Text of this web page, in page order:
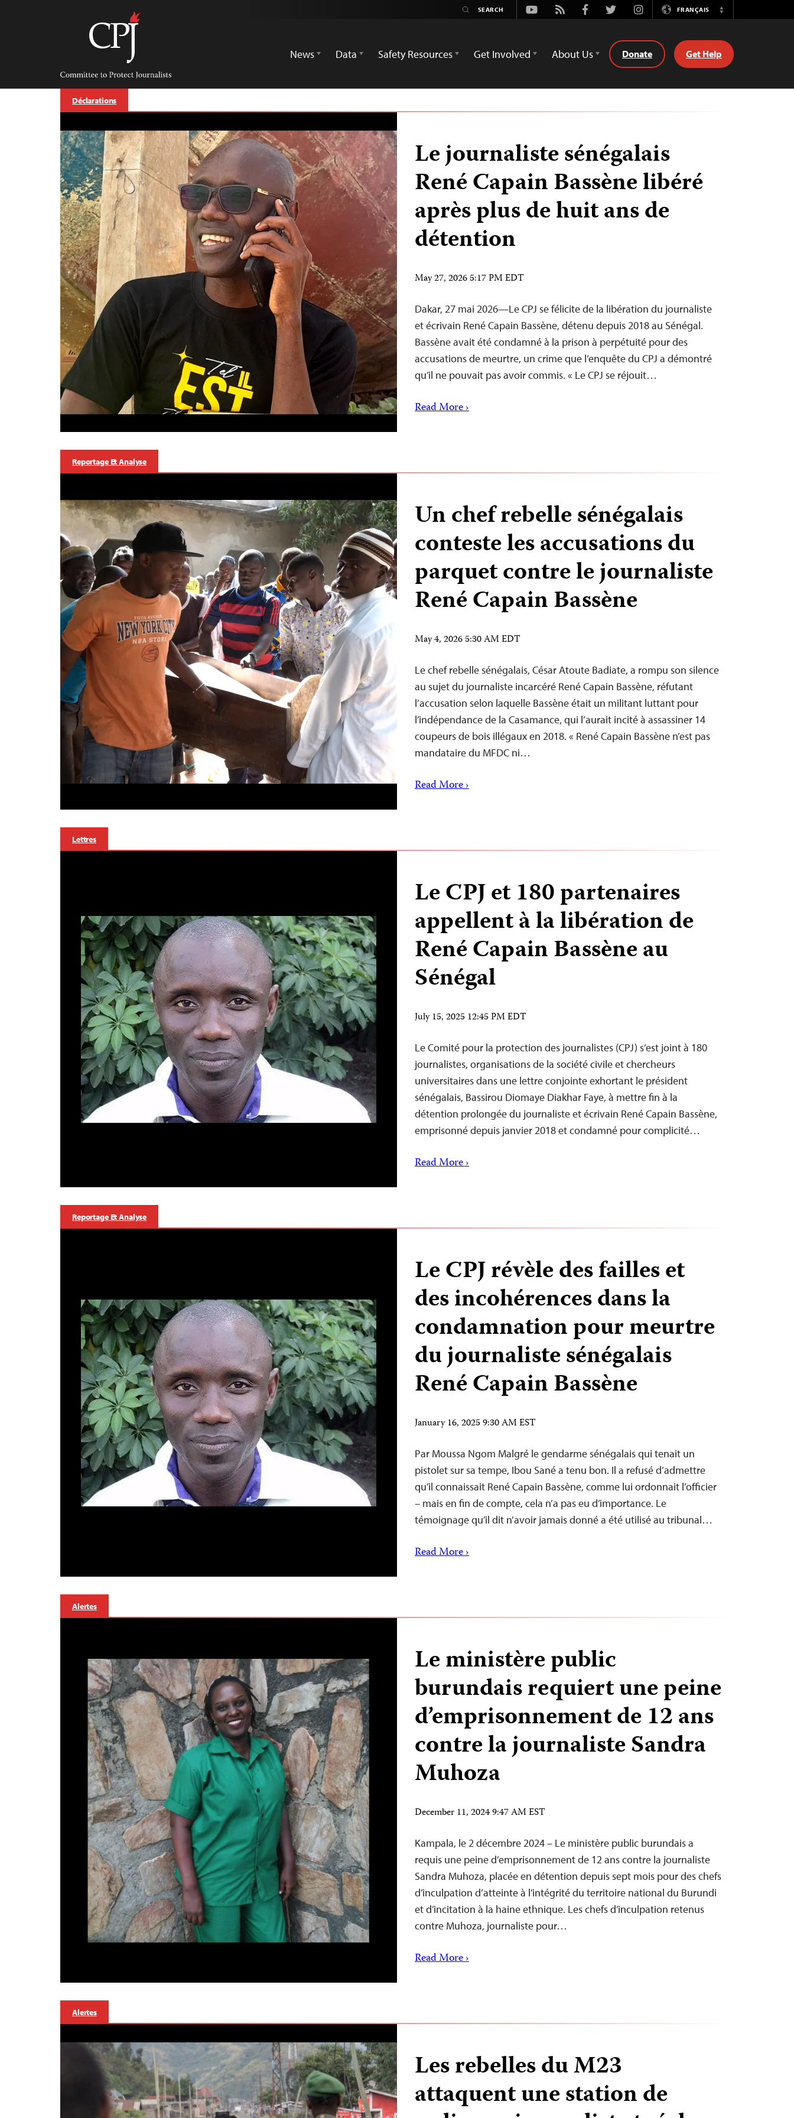
Committee
Protect
Journalists
Youtube
Rss FacebookTwitterInstagramFRANÇAIS
Switch
News
Data Safety Resources Get Involved About Us Donate Get Help
Déclarations
Le journaliste sénégalais
René Capain Bassène libéré
après plus de huit ans de
détention
May 27, 2026 5:17 PM EDT
Dakar, 27 mai 2026—Le CPJ se félicite de la libération du journaliste
et écrivain René Capain Bassène, détenu depuis 2018 au Sénégal.
Bassène avait été condamné à la prison à perpétuité pour des
accusations de meurtre, un crime que l’enquête du CPJ a démontré
qu’il ne pouvait pas avoir commis. « Le CPJ se réjouit…
Read More ›
Reportage Et Analyse
Un chef rebelle sénégalais
conteste les accusations du
parquet contre le journaliste
René Capain Bassène
May 4, 2026 5:30 AM EDT
Le chef rebelle sénégalais, César Atoute Badiate, a rompu son silence
au sujet du journaliste incarcéré René Capain Bassène, réfutant
l’accusation selon laquelle Bassène était un militant luttant pour
l’indépendance de la Casamance, qui l’aurait incité à assassiner 14
coupeurs de bois illégaux en 2018. « René Capain Bassène n’est pas
mandataire du MFDC ni…
Read More ›
Lettres
Le CPJ et 180 partenaires
appellent à la libération de
René Capain Bassène au
Sénégal
July 15, 2025 12:45 PM EDT
Le Comité pour la protection des journalistes (CPJ) s’est joint à 180
journalistes, organisations de la société civile et chercheurs
universitaires dans une lettre conjointe exhortant le président
sénégalais, Bassirou Diomaye Diakhar Faye, à mettre fin à la
détention prolongée du journaliste et écrivain René Capain Bassène,
emprisonné depuis janvier 2018 et condamné pour complicité…
Read More ›
Reportage Et Analyse
Le CPJ révèle des failles et
des incohérences dans la
condamnation pour meurtre
du journaliste sénégalais
René Capain Bassène
January 16, 2025 9:30 AM EST
Par Moussa Ngom Malgré le gendarme sénégalais qui tenait un
pistolet sur sa tempe, Ibou Sané a tenu bon. Il a refusé d’admettre
qu’il connaissait René Capain Bassène, comme lui ordonnait l’officier
– mais en fin de compte, cela n’a pas eu d’importance. Le
témoignage qu’il dit n’avoir jamais donné a été utilisé au tribunal…
Read More ›
Alertes
Le ministère public
burundais requiert une peine
d’emprisonnement de 12 ans
contre la journaliste Sandra
Muhoza
December 11, 2024 9:47 AM EST
Kampala, le 2 décembre 2024 – Le ministère public burundais a
requis une peine d’emprisonnement de 12 ans contre la journaliste
Sandra Muhoza, placée en détention depuis sept mois pour des chefs
d’inculpation d’atteinte à l’intégrité du territoire national du Burundi
et d’incitation à la haine ethnique. Les chefs d’inculpation retenus
contre Muhoza, journaliste pour…
Read More ›
Alertes
Les rebelles du M23
attaquent une station de